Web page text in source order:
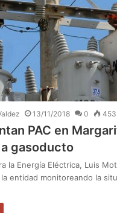
13/11/2018 0 453
PAC en
gasoducto
la Energía Eléctrica, Luis
entidad monitoreando la